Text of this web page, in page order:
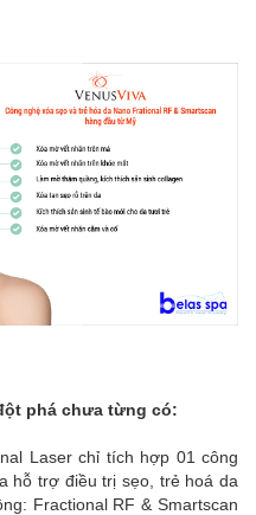
phá chưa từng có:
Laser chỉ tích hợp 01 công
hỗ trợ điều trị sẹo, trẻ hoá da
Fractional RF & Smartscan